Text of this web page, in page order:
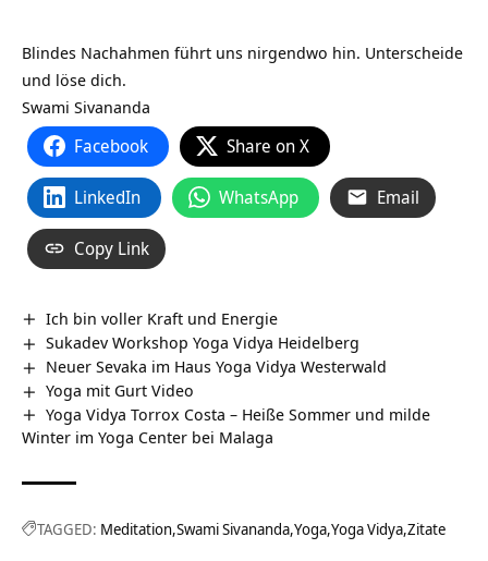
Blindes Nachahmen führt uns nirgendwo hin. Unterscheide
und löse dich.
Swami Sivananda
Facebook Share on X
LinkedIn WhatsApp Email
Copy Link
Ich bin voller Kraft und Energie
Sukadev Workshop Yoga Vidya Heidelberg
Neuer Sevaka im Haus Yoga Vidya Westerwald
Yoga mit Gurt Video
Yoga Vidya Torrox Costa – Heiße Sommer und milde
Winter im Yoga Center bei Malaga
TAGGED: Meditation Swami Sivananda Yoga Yoga Vidya Zitate